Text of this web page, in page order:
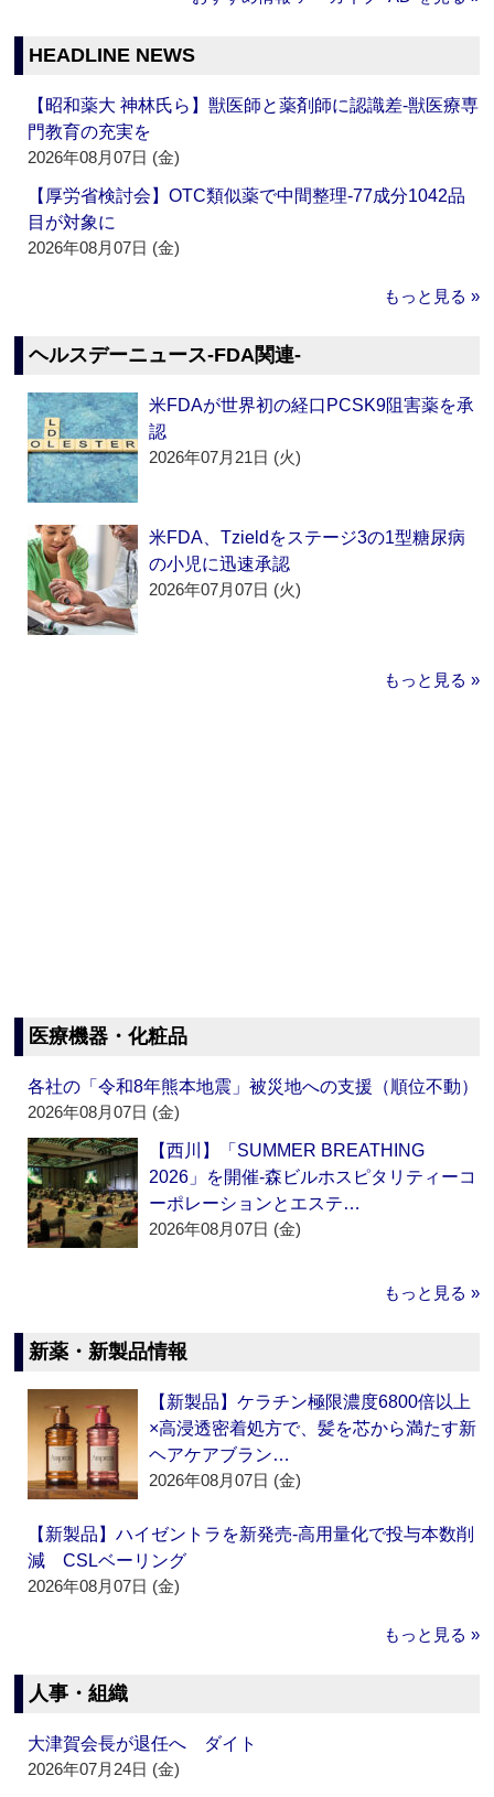
HEADLINE NEWS
【昭和薬大 神林氏ら】獣医師と薬剤師に認識差‐獣医療専
門教育の充実を
2026年08月07日 (金)
【厚労省検討会】OTC類似薬で中間整理‐77成分1042品
目が対象に
2026年08月07日 (金)
もっと見る »
ヘルスデーニュース‐FDA関連‐
米FDAが世界初の経口PCSK9阻害薬を承
認
2026年07月21日 (火)
米FDA、Tzieldをステージ3の1型糖尿病
の小児に迅速承認
2026年07月07日 (火)
もっと見る »
医療機器・化粧品
各社の「令和8年熊本地震」被災地への支援（順位不動）
2026年08月07日 (金)
【西川】「SUMMER BREATHING
2026」を開催‐森ビルホスピタリティーコ
ーポレーションとエステ…
2026年08月07日 (金)
もっと見る »
新薬・新製品情報
【新製品】ケラチン極限濃度6800倍以上
×高浸透密着処方で、髪を芯から満たす新
ヘアケアブラン…
2026年08月07日 (金)
【新製品】ハイゼントラを新発売‐高用量化で投与本数削
減 CSLベーリング
2026年08月07日 (金)
もっと見る »
人事・組織
大津賀会長が退任へ ダイト
2026年07月24日 (金)